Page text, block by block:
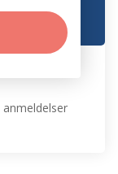
anmeldelser